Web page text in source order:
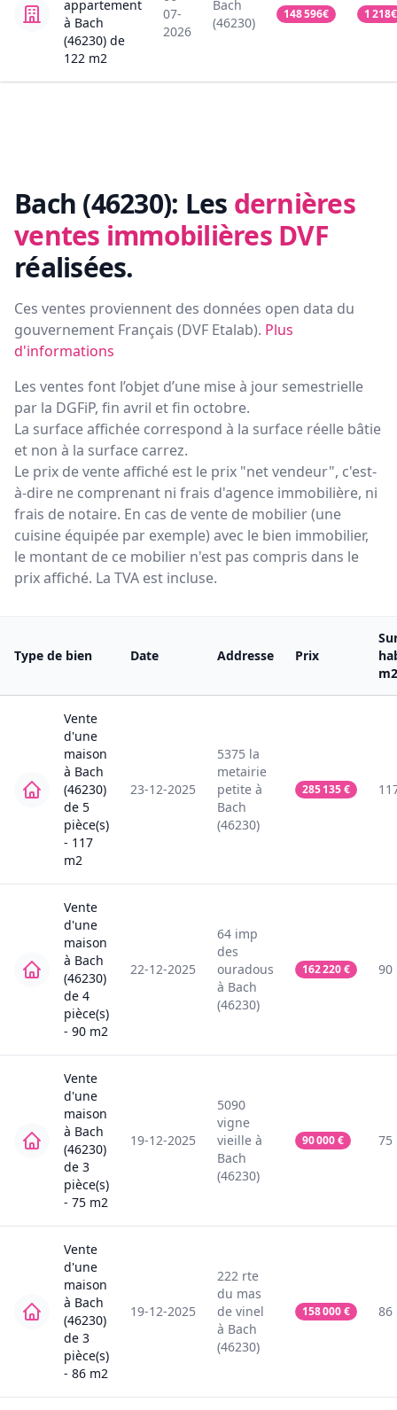
appartement
à Bach
(46230) de
122 m2
07-
2026
Bach
(46230)
148 596€ 1 218€
Bach (46230): Les dernières
ventes immobilières DVF
réalisées.
Ces ventes proviennent des données open data du
gouvernement Français (DVF Etalab). Plus
d'informations
Les ventes font l’objet d’une mise à jour semestrielle
par la DGFiP, fin avril et fin octobre.
La surface affichée correspond à la surface réelle bâtie
et non à la surface carrez.
Le prix de vente affiché est le prix "net vendeur", c'est-
à-dire ne comprenant ni frais d'agence immobilière, ni
frais de notaire. En cas de vente de mobilier (une
cuisine équipée par exemple) avec le bien immobilier,
le montant de ce mobilier n'est pas compris dans le
prix affiché. La TVA est incluse.
Type de bien Date Addresse Prix
m2
Vente
d'une
maison
à Bach
(46230)
de 5
pièce(s)
- 117
m2
23-12-2025
5375 la
metairie
petite à
Bach
(46230)
285 135€
Vente
d'une
maison
à Bach
(46230)
de 4
pièce(s)
- 90 m2
22-12-2025
64 imp
des
ouradous
à Bach
(46230)
162 220€ 90
Vente
d'une
maison
à Bach
(46230)
de 3
pièce(s)
- 75 m2
19-12-2025
5090
vigne
vieille à
Bach
(46230)
90 000€ 75
Vente
d'une
maison
à Bach
(46230)
de 3
pièce(s)
- 86 m2
19-12-2025
222 rte
du mas
de vinel
à Bach
(46230)
158 000€ 86